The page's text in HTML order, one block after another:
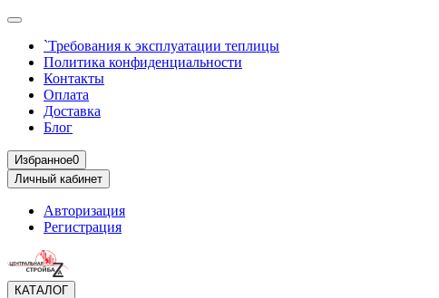
`Требования к эксплуатации теплицы
Политика конфиденциальности
Контакты
Оплата
Доставка
Блог
Избранное0
Личный кабинет
Авторизация
Регистрация
КАТАЛОГ